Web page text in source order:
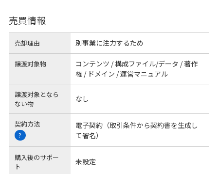
売買情報
売却理由 別事業に注力するため
譲渡対象物
コンテンツ / 構成ファイル/データ / 著作
権 / ドメイン / 運営マニュアル
譲渡対象となら
ない物
なし
契約方法
?
電子契約（取引条件から契約書を生成し
て署名）
購入後のサポー
ト
未設定